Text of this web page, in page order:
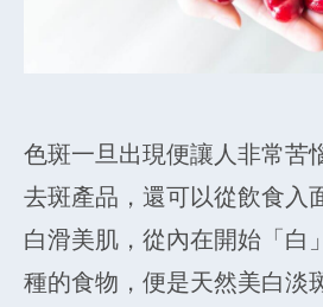
色斑一旦出現便讓人非常苦
去斑產品，還可以從飲食入
白滑美肌，從內在開始「白
種的食物，便是天然美白淡